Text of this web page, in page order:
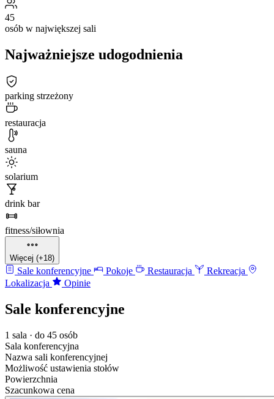
45
osób w największej sali
Najważniejsze udogodnienia
parking strzeżony
restauracja
sauna
solarium
drink bar
fitness/siłownia
Więcej (+18)
Sale konferencyjne Pokoje Restauracja
Rekreacja
Lokalizacja
Opinie
Sale konferencyjne
1 sala · do 45 osób
Sala konferencyjna
Nazwa sali konferencyjnej
Możliwość ustawienia stołów
Powierzchnia
Szacunkowa cena